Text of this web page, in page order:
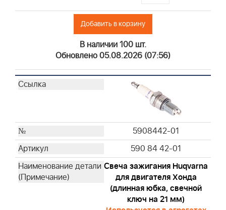
797704
797007
798513
798795
805267S
595191
491056
492932S
692513
696854
795990
Добавить в корзину
В наличии 100 шт.
Обновлено 05.08.2026 (07:56)
5908442-01
590 84 42-01
Свеча зажигания Huqvarna
для двигателя Хонда
(длинная юбка, свечной
ключ на 21 мм)